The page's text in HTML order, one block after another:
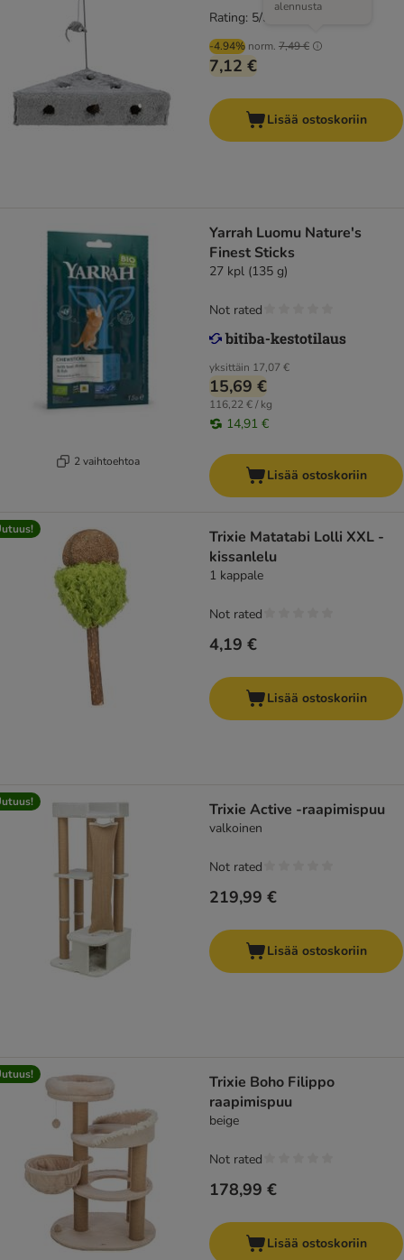
-4.94% norm. 7,49 €
alennusta
7,12 €
Rating: 5/5
Lisää ostoskoriin
2 vaihtoehtoa
Yarrah Luomu Nature's
Finest Sticks
27 kpl (135 g)
yksittäin 17,07 €
15,69 €
116,22 € / kg
14,91 €
Not rated
Lisää ostoskoriin
Trixie Matatabi Lolli XXL -
kissanlelu
1 kappale
4,19 €
Not rated
Lisää ostoskoriin
Trixie Active -raapimispuu
valkoinen
219,99 €
Not rated
Lisää ostoskoriin
Trixie Boho Filippo
raapimispuu
beige
178,99 €
Not rated
Lisää ostoskoriin